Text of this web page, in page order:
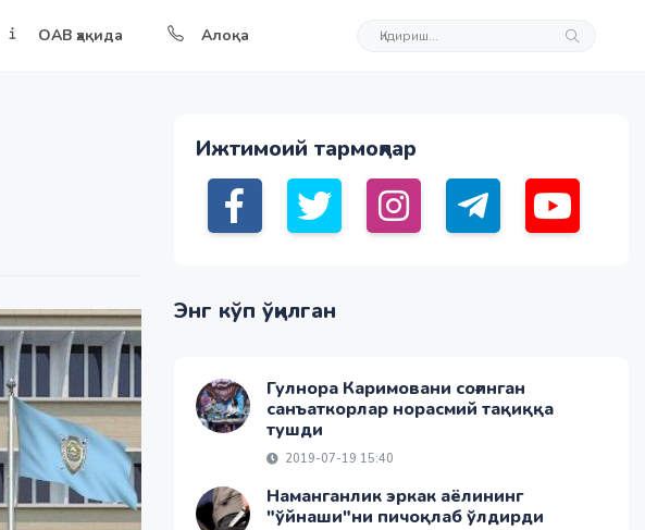
ОАВ ҳақида Алоқа
Ижтимоий тармоқлар
Энг кўп ўқилган
Гулнора Каримовани соғинган
санъаткорлар норасмий тақиққа
тушди
2019-07-19 15:40
Наманганлик эркак аёлининг
"ўйнаши"ни пичоқлаб ўлдирди